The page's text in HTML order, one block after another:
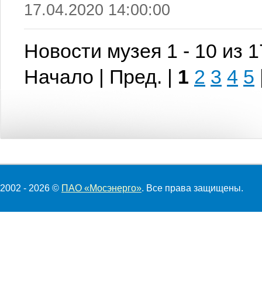
17.04.2020 14:00:00
Новости музея 1 - 10 из
Начало | Пред. | 1 2 3 4 5
2002 - 2026 © ПАО «Мосэнерго». Все права защищены.